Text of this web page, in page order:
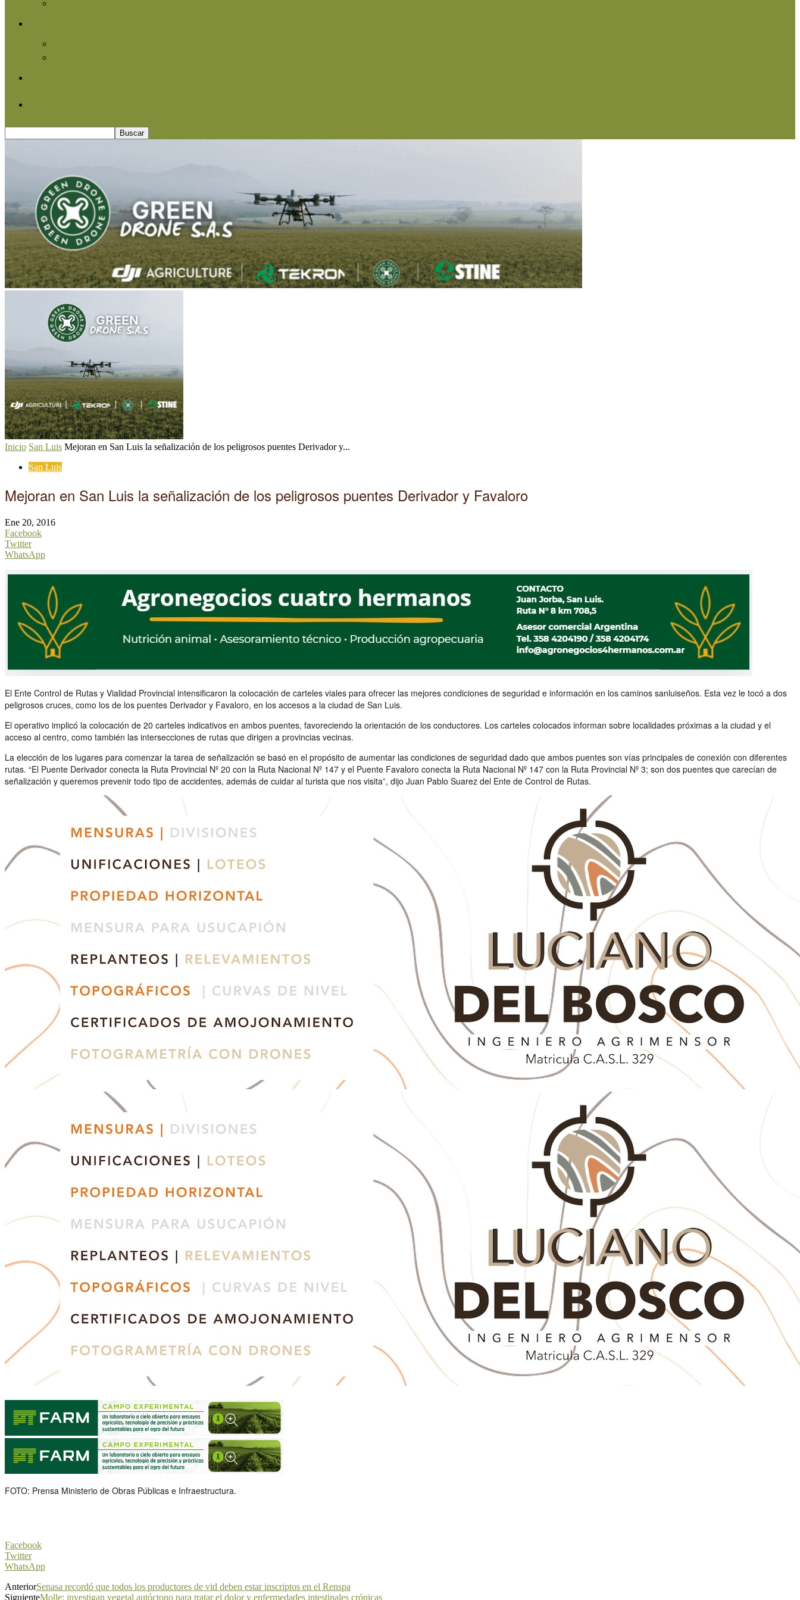
Inicio San Luis Mejoran en San Luis la señalización de los peligrosos puentes Derivador y...
San Luis
Mejoran en San Luis la señalización de los peligrosos puentes Derivador y Favaloro
Ene 20, 2016
Facebook
Twitter
WhatsApp
El Ente Control de Rutas y Vialidad Provincial intensificaron la colocación de carteles viales para ofrecer las mejores condiciones de seguridad e información en los caminos sanluiseños. Esta vez le tocó a dos
peligrosos cruces, como los de los puentes Derivador y Favaloro, en los accesos a la ciudad de San Luis.
El operativo implicó la colocación de 20 carteles indicativos en ambos puentes, favoreciendo la orientación de los conductores. Los carteles colocados informan sobre localidades próximas a la ciudad y el
acceso al centro, como también las intersecciones de rutas que dirigen a provincias vecinas.
La elección de los lugares para comenzar la tarea de señalización se basó en el propósito de aumentar las condiciones de seguridad dado que ambos puentes son vías principales de conexión con diferentes
rutas. “El Puente Derivador conecta la Ruta Provincial Nº 20 con la Ruta Nacional Nº 147 y el Puente Favaloro conecta la Ruta Nacional Nº 147 con la Ruta Provincial Nº 3; son dos puentes que carecían de
señalización y queremos prevenir todo tipo de accidentes, además de cuidar al turista que nos visita”, dijo Juan Pablo Suarez del Ente de Control de Rutas.
FOTO: Prensa Ministerio de Obras Públicas e Infraestructura.
Facebook
Twitter
WhatsApp
AnteriorSenasa recordó que todos los productores de vid deben estar inscriptos en el Renspa
SiguienteMolle: investigan vegetal autóctono para tratar el dolor y enfermedades intestinales crónicas